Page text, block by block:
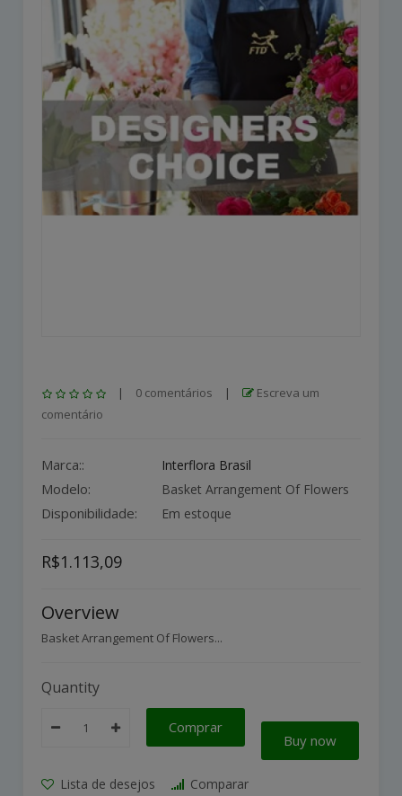
| 0 comentários |
Escreva um
comentário
Marca:: Interflora Brasil
Modelo: Basket Arrangement Of Flowers
Disponibilidade: Em estoque
R$1.113,09
Overview
Basket Arrangement Of Flowers...
Quantity
Comprar
Buy now
Lista de desejos
Comparar